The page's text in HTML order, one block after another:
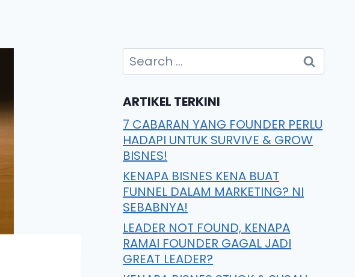
ARTIKEL TERKINI
7 CABARAN YANG FOUNDER PERLU
HADAPI UNTUK SURVIVE & GROW
BISNES!
KENAPA BISNES KENA BUAT
FUNNEL DALAM MARKETING? NI
SEBABNYA!
LEADER NOT FOUND, KENAPA
RAMAI FOUNDER GAGAL JADI
GREAT LEADER?